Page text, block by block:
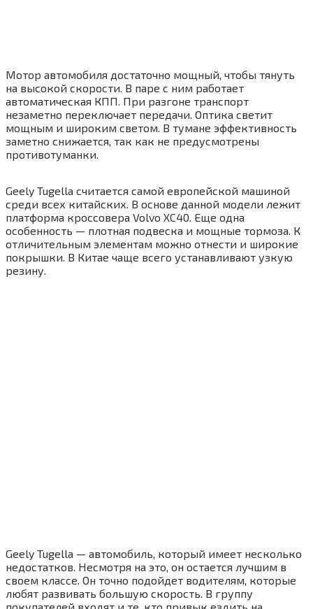
Мотор автомобиля достаточно мощный, чтобы тянуть
на высокой скорости. В паре с ним работает
автоматическая КПП. При разгоне транспорт
незаметно переключает передачи. Оптика светит
мощным и широким светом. В тумане эффективность
заметно снижается, так как не предусмотрены
противотуманки.
Geely Tugella считается самой европейской машиной
среди всех китайских. В основе данной модели лежит
платформа кроссовера Volvo XC40. Еще одна
особенность — плотная подвеска и мощные тормоза. К
отличительным элементам можно отнести и широкие
покрышки. В Китае чаще всего устанавливают узкую
резину.
Geely Tugella — автомобиль, который имеет несколько
недостатков. Несмотря на это, он остается лучшим в
своем классе. Он точно подойдет водителям, которые
любят развивать большую скорость. В группу